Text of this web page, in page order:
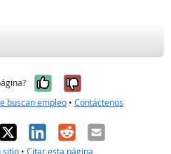
Sí, fue útil
No, no fue
buscan empleo • Contáctenos
X LinkedIn
RedditCorreo